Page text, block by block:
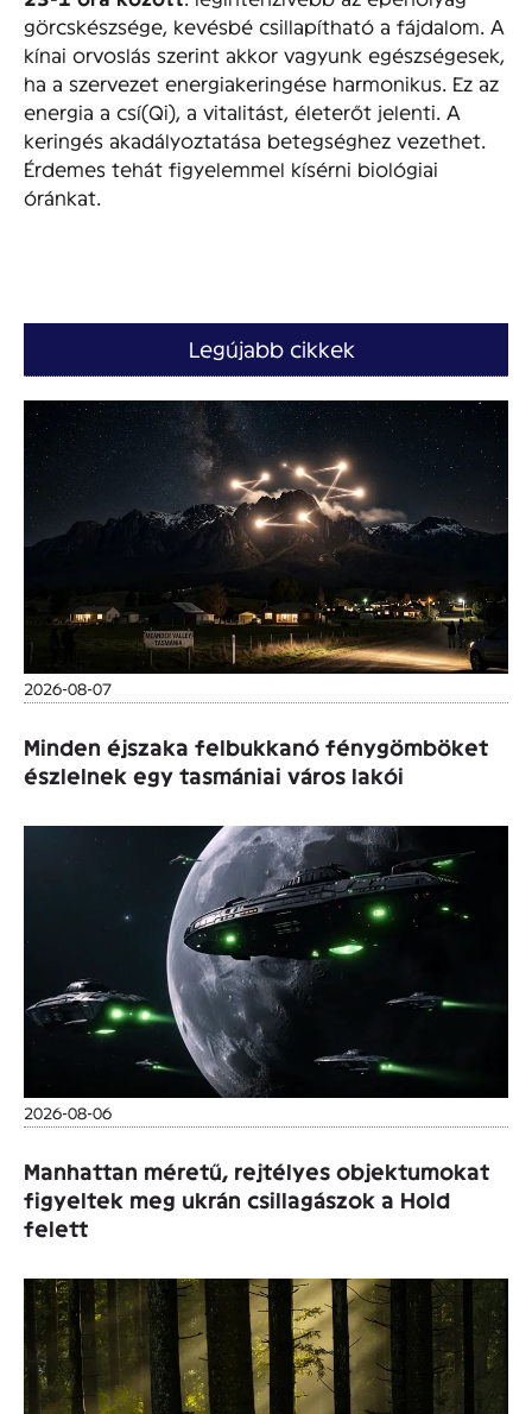
görcskészsége, kevésbé csillapítható a fájdalom. A
kínai orvoslás szerint akkor vagyunk egészségesek,
ha a szervezet energiakeringése harmonikus. Ez az
energia a csí(Qi), a vitalitást, életerőt jelenti. A
keringés akadályoztatása betegséghez vezethet.
Érdemes tehát figyelemmel kísérni biológiai
óránkat.
Legújabb cikkek
2026-08-07
Minden éjszaka felbukkanó fénygömböket
észlelnek egy tasmániai város lakói
2026-08-06
Manhattan méretű, rejtélyes objektumokat
figyeltek meg ukrán csillagászok a Hold
felett